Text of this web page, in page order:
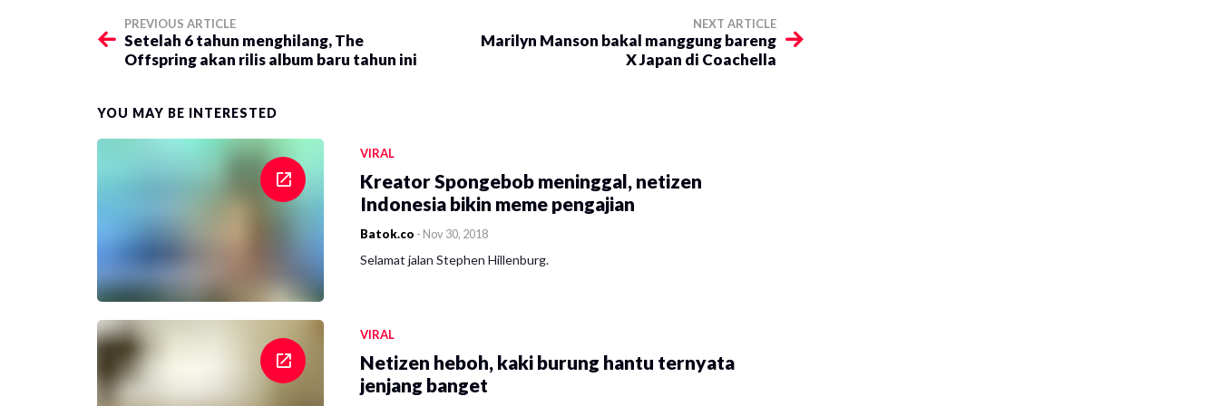
PREVIOUS ARTICLE
Setelah 6 tahun menghilang, The
Offspring akan rilis album baru tahun ini
NEXT ARTICLE
Marilyn Manson bakal manggung bareng
X Japan di Coachella
YOU MAY BE INTERESTED
VIRAL
Kreator Spongebob meninggal, netizen
Indonesia bikin meme pengajian
Batok.co - Nov 30, 2018
Selamat jalan Stephen Hillenburg.
VIRAL
Netizen heboh, kaki burung hantu ternyata
jenjang banget